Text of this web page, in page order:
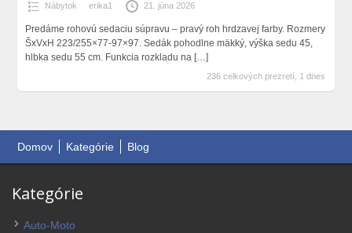
Nábytok erika1 21. júna 2026
Predáme rohovú sedaciu súpravu – pravý roh hrdzavej farby. Rozmery
ŠxVxH 223/255×77-97×97. Sedák pohodlne mäkký, výška sedu 45,
hlbka sedu 55 cm. Funkcia rozkladu na […]
236 celkových prezretí, 1 dnes
Domov Kategórie Blog
Kategórie
Auto-Moto